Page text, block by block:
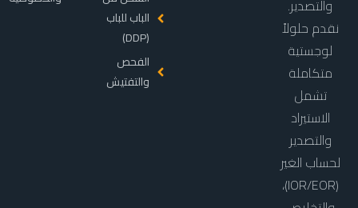
والتصدير.
نقدم حلولاً
لوجستية
متكاملة
تشمل
الاستيراد
والتصدير
لحساب الغير
(IOR/EOR)،
الباب للباب
(DDP)
الفحص
والتفتيش